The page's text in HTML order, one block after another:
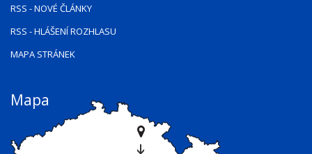
RSS - NOVÉ ČLÁNKY
RSS - HLÁŠENÍ ROZHLASU
MAPA STRÁNEK
Mapa